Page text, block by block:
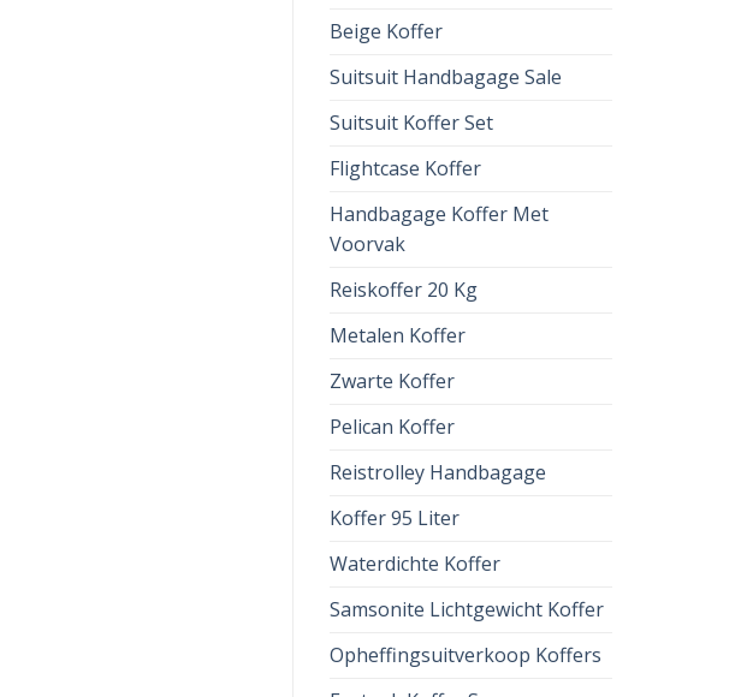
Beige Koffer
Suitsuit Handbagage Sale
Suitsuit Koffer Set
Flightcase Koffer
Handbagage Koffer Met
Voorvak
Reiskoffer 20 Kg
Metalen Koffer
Zwarte Koffer
Pelican Koffer
Reistrolley Handbagage
Koffer 95 Liter
Waterdichte Koffer
Samsonite Lichtgewicht Koffer
Opheffingsuitverkoop Koffers